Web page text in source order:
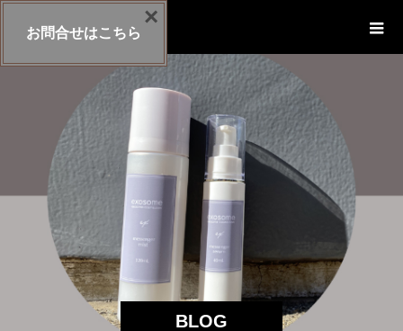
exosome-cosme
BLOG
お問合せはこちら
×